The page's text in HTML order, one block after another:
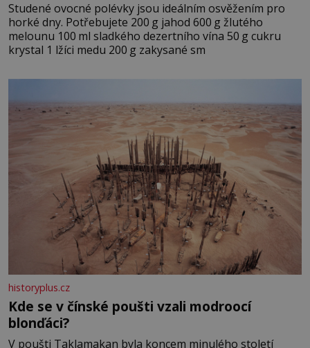
Studené ovocné polévky jsou ideálním osvěžením pro
horké dny. Potřebujete 200 g jahod 600 g žlutého
melounu 100 ml sladkého dezertního vína 50 g cukru
krystal 1 lžíci medu 200 g zakysané sm
historyplus.cz
Kde se v čínské poušti vzali modroocí
blonďáci?
V poušti Taklamakan byla koncem minulého století